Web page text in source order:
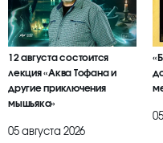
12 августа состоится
лекция «Аква Тофана и
другие приключения
мышьяка»
05 августа 2026